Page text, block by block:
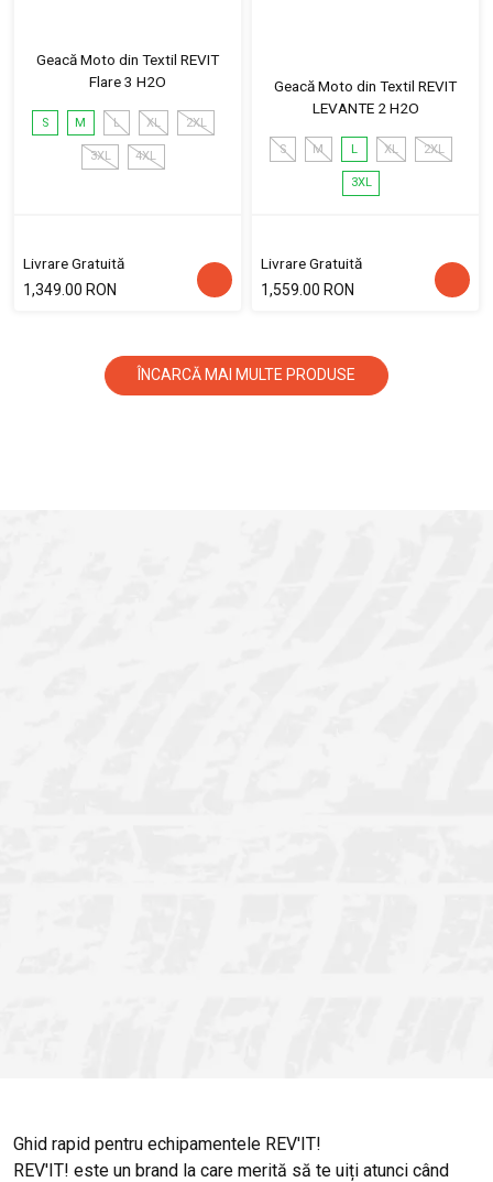
Geacă Moto din Textil REVIT
Flare 3 H2O
S M L XL 2XL
3XL 4XL
Livrare Gratuită
1,349.00 RON
Geacă Moto din Textil REVIT
LEVANTE 2 H2O
S M L XL 2XL
3XL
Livrare Gratuită
1,559.00 RON
ÎNCARCĂ MAI MULTE PRODUSE
Ghid rapid pentru echipamentele REV'IT!
REV'IT! este un brand la care merită să te uiți atunci când